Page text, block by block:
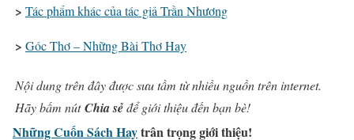
> Tác phẩm khác của tác giả Trần Nhương
> Góc Thơ – Những Bài Thơ Hay
Nội dung trên đây được sưu tầm từ nhiều nguồn trên internet.
Hãy bấm nútChia sẻđể giới thiệu đến bạn bè!
Những Cuốn Sách Haytrân trọng giới thiệu!